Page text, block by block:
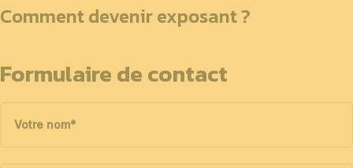
Comment devenir exposant ?
Formulaire de contact
Votre nom*